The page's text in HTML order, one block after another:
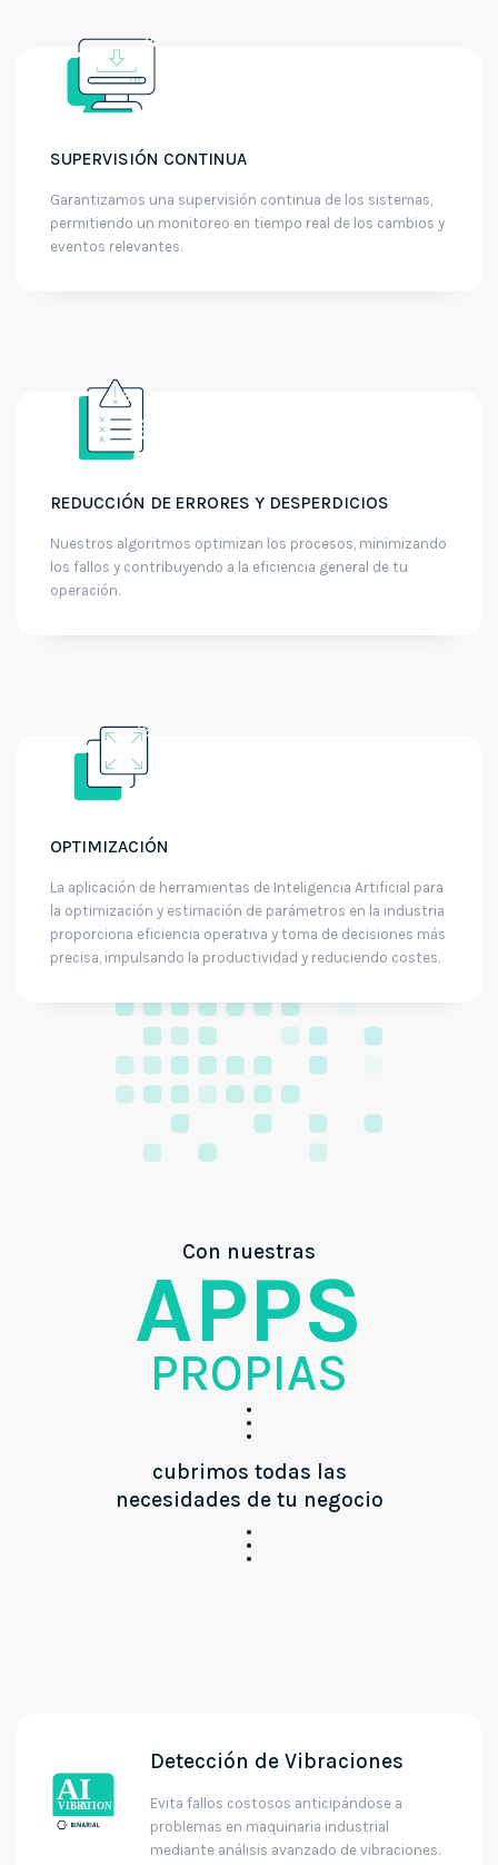
SUPERVISIÓN CONTINUA
Garantizamos una supervisión continua de los sistemas,
permitiendo un monitoreo en tiempo real de los cambios y
eventos relevantes.
REDUCCIÓN DE ERRORES Y DESPERDICIOS
Nuestros algoritmos optimizan los procesos, minimizando
los fallos y contribuyendo a la eficiencia general de tu
operación.
OPTIMIZACIÓN
La aplicación de herramientas de Inteligencia Artificial para
la optimización y estimación de parámetros en la industria
proporciona eficiencia operativa y toma de decisiones más
precisa, impulsando la productividad y reduciendo costes.
Con nuestras
APPS
PROPIAS
cubrimos todas las
necesidades de tu negocio
Detección de Vibraciones
Evita fallos costosos anticipándose a
problemas en maquinaria industrial
mediante análisis avanzado de vibraciones.